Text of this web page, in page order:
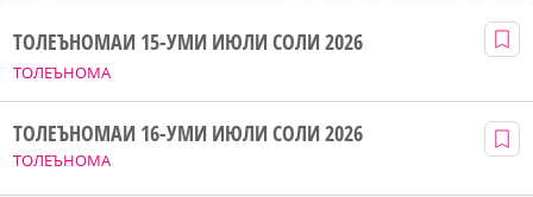
ТОЛЕЪНОМА
ТОЛЕЪНОМАИ 15-УМИ ИЮЛИ СОЛИ 2026
ТОЛЕЪНОМА
ТОЛЕЪНОМАИ 16-УМИ ИЮЛИ СОЛИ 2026